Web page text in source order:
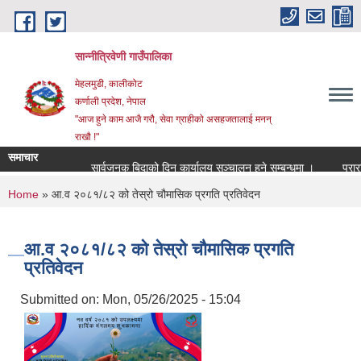
Skip to main content
सान्नीत्रिवेणी गाउँपालिका
मेहलमुडी, कालीकोट
कर्णाली प्रदेश, नेपाल
"आज हुने काम आजै गरौ, सेवा ग्राहीको असहजतालाई मनन्
राखौ !"
समाचार
सार्वजनुक बिदाको दिन कार्यालय सञ्चालन हुने सम्बन्धमा ।
You are here
Home » आ.व २०८१/८२ को तेस्रो चौमासिक प्रगति प्रतिवेदन
आ.व २०८१/८२ को तेस्रो चौमासिक प्रगति
प्रतिवेदन
Submitted on: Mon, 05/26/2025 - 15:04